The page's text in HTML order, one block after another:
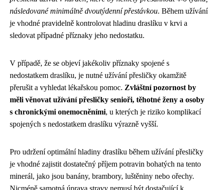
následované minimálně dvoutýdenní přestávkou. Během užívání
je vhodné pravidelně kontrolovat hladinu draslíku v krvi a
sledovat případné příznaky jeho nedostatku.
V případě, že se objeví jakékoliv příznaky spojené s
nedostatkem draslíku, je nutné užívání přesličky okamžitě
přerušit a vyhledat lékařskou pomoc. Zvláštní pozornost by
měli věnovat užívání přesličky senioři, těhotné ženy a osoby
s chronickými onemocněními, u kterých je riziko komplikací
spojených s nedostatkem draslíku výrazně vyšší.
Pro udržení optimální hladiny draslíku během užívání přesličky
je vhodné zajistit dostatečný příjem potravin bohatých na tento
minerál, jako jsou banány, brambory, luštěniny nebo ořechy.
Nicméně samotná úprava stravy nemusí být dostačující k